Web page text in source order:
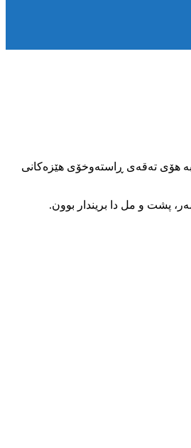
خەڵکی جوانڕۆ بە هۆی تەقەی ڕاستەوخۆی هێزەکانی
پشت و مل دا بریندار بوون.